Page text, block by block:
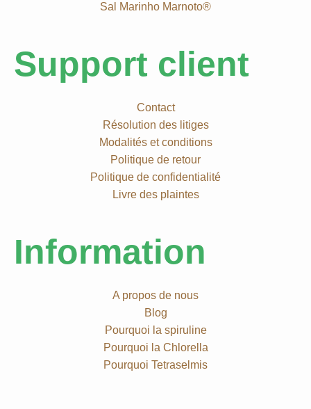
Sal Marinho Marnoto®
Support client
Contact
Résolution des litiges
Modalités et conditions
Politique de retour
Politique de confidentialité
Livre des plaintes
Information
A propos de nous
Blog
Pourquoi la spiruline
Pourquoi la Chlorella
Pourquoi Tetraselmis